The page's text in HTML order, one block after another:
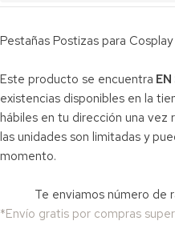
Pestañas Postizas para
Este producto se encuentra
existencias disponibles en la
hábiles en tu dirección una vez
las unidades son limitadas y
momento.
Te enviamos número de
*Envío gratis por compras